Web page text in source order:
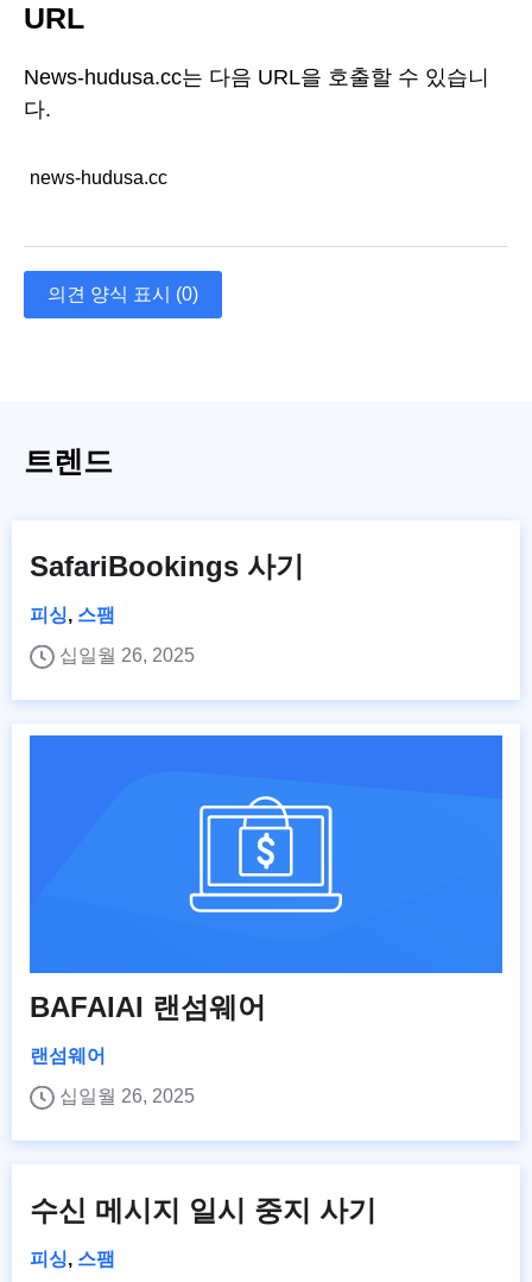
URL
News-hudusa.cc는 다음 URL을 호출할 수 있습니
다.
news-hudusa.cc
의견 양식 표시 (0)
트렌드
SafariBookings 사기
피싱, 스팸
십일월 26, 2025
BAFAIAI 랜섬웨어
랜섬웨어
십일월 26, 2025
수신 메시지 일시 중지 사기
피싱, 스팸